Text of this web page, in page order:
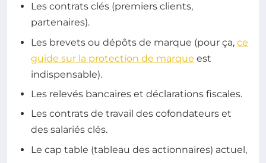
Les contrats clés (premiers clients,
partenaires).
Les brevets ou dépôts de marque (pour ça, ce
guide sur la protection de marque est
indispensable).
Les relevés bancaires et déclarations fiscales.
Les contrats de travail des cofondateurs et
des salariés clés.
Le cap table (tableau des actionnaires) actuel,